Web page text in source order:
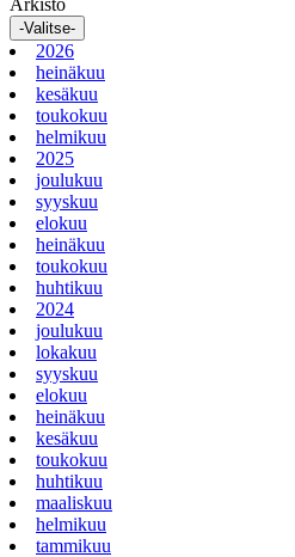
-Valitse-
2026
heinäkuu
kesäkuu
toukokuu
helmikuu
2025
joulukuu
syyskuu
elokuu
heinäkuu
toukokuu
huhtikuu
2024
joulukuu
lokakuu
syyskuu
elokuu
heinäkuu
kesäkuu
toukokuu
huhtikuu
maaliskuu
helmikuu
tammikuu